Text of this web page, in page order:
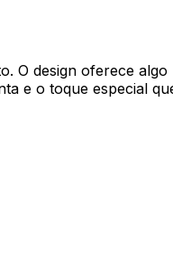
O design oferece
e o toque especial